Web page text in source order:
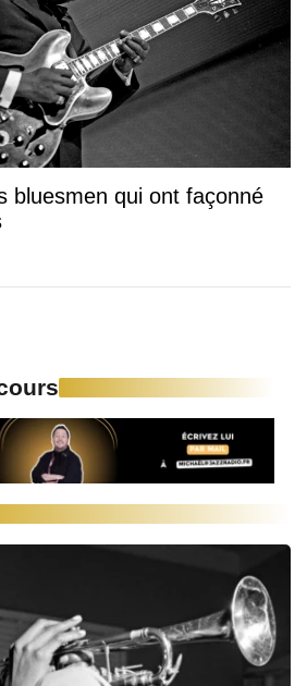
bluesmen qui ont façonné